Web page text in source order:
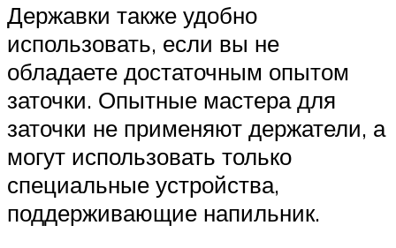
Державки также удобно
использовать, если вы не
обладаете достаточным опытом
заточки. Опытные мастера для
заточки не применяют держатели, а
могут использовать только
специальные устройства,
поддерживающие напильник.